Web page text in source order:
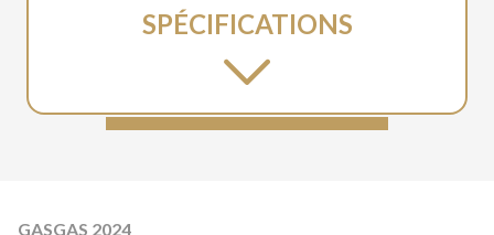
SPÉCIFICATIONS
GASGAS 2024